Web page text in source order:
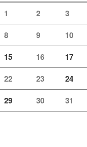
1 2 3
8 9 10
15 16 17
22 23 24
29 30
31